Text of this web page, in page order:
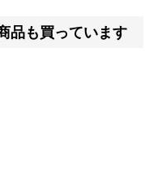
品も買っています